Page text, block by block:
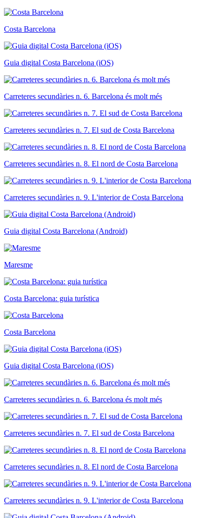
Costa Barcelona
Guia digital Costa Barcelona (iOS)
Carreteres secundàries n. 6. Barcelona és molt més
Carreteres secundàries n. 7. El sud de Costa Barcelona
Carreteres secundàries n. 8. El nord de Costa Barcelona
Carreteres secundàries n. 9. L'interior de Costa Barcelona
Guia digital Costa Barcelona (Android)
Maresme
Costa Barcelona: guia turística
Costa Barcelona
Guia digital Costa Barcelona (iOS)
Carreteres secundàries n. 6. Barcelona és molt més
Carreteres secundàries n. 7. El sud de Costa Barcelona
Carreteres secundàries n. 8. El nord de Costa Barcelona
Carreteres secundàries n. 9. L'interior de Costa Barcelona